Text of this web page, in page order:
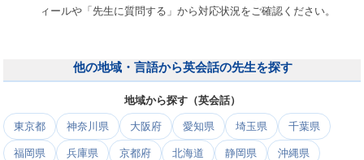
ィールや「先生に質問する」から対応状況をご確認ください。
他の地域・言語から英会話の先生を探す
地域から探す（英会話）
東京都 神奈川県 大阪府 愛知県 埼玉県 千葉県
福岡県 兵庫県 京都府 北海道 静岡県 沖縄県